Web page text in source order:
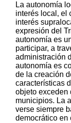
La autonomía
interés local, el
interés
expresión del
autonomía es
participar, a
administración
autonomía es
de la creación
características
objeto exceden
municipios. La
verse siempre
democrático en